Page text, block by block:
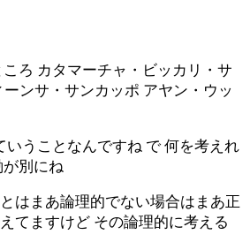
ろ カタマーチャ・ビッカリ・サ
ンサ・サンカッポ アヤン・ウッ
うことなんですね で 何を考えれ
別にね
はまあ論理的でない場合はまあ正
てますけど その論理的に考える